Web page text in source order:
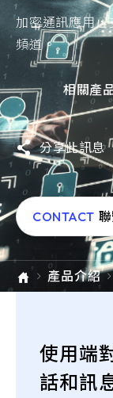
加密通訊應用，
頻道。
相關產
分享此訊息
CONTACT
產品介紹
使用端
話和訊